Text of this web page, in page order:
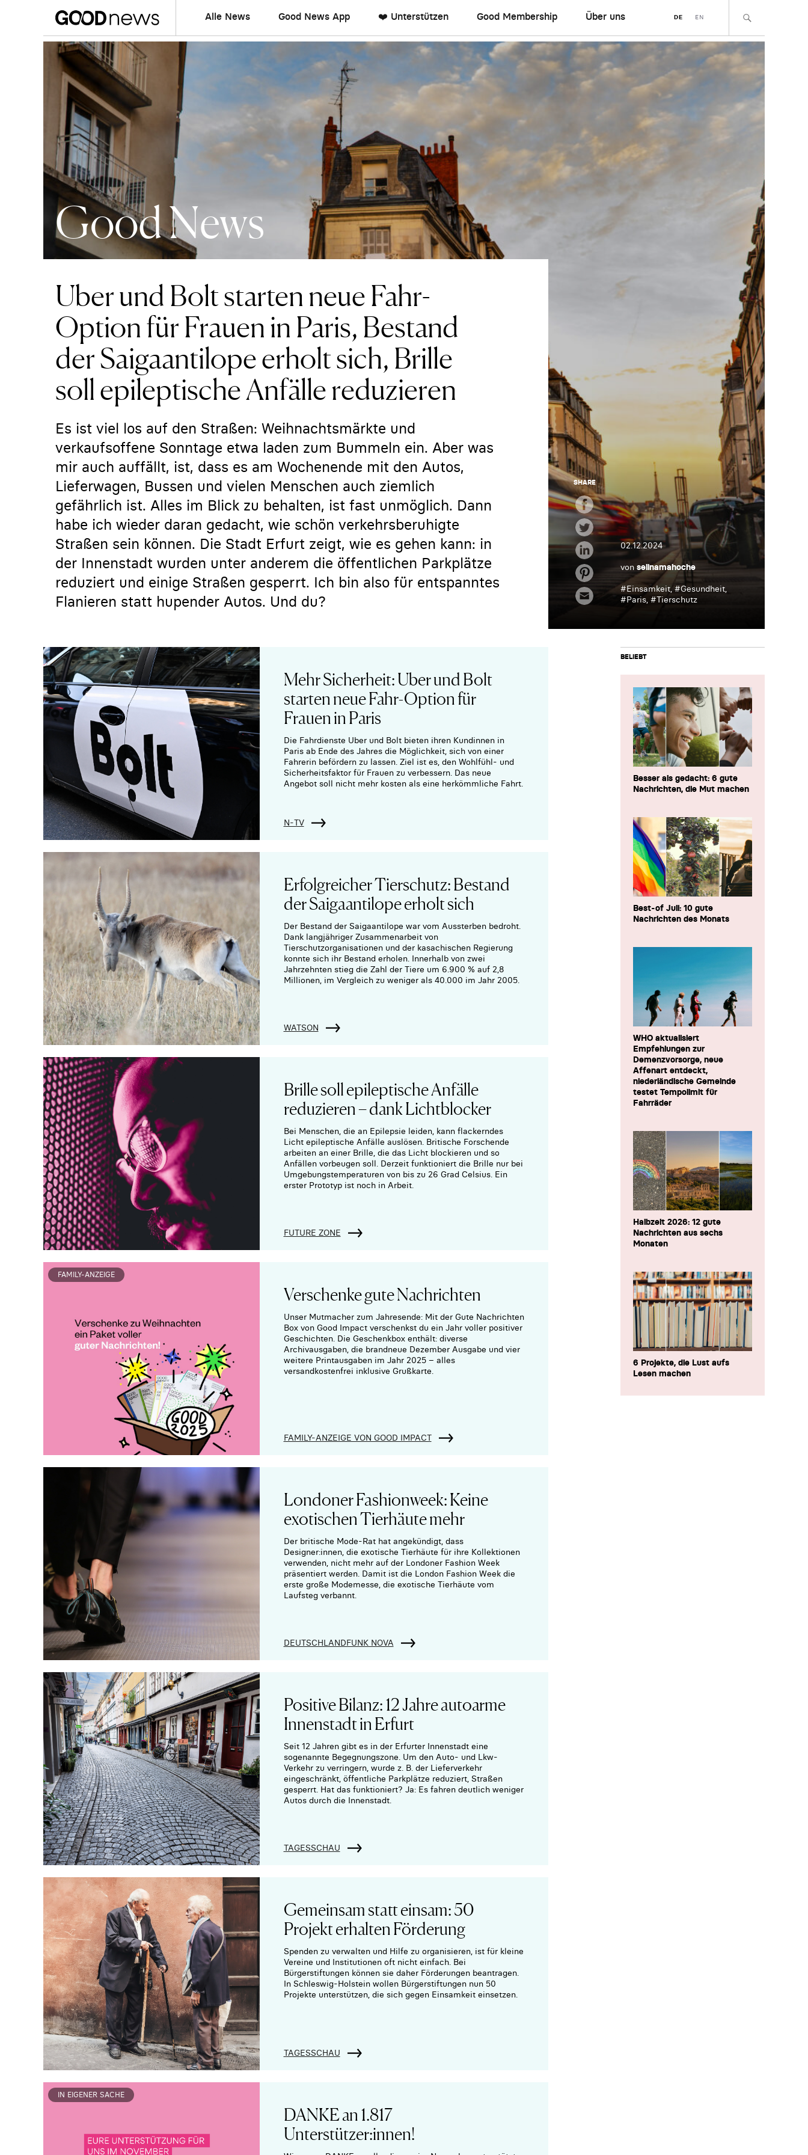
Alle News Good News App ❤️ Unterstützen Good Membership Über uns DE EN
Good News
Uber und Bolt starten neue Fahr-
Option für Frauen in Paris, Bestand
der Saigaantilope erholt sich, Brille
soll epileptische Anfälle reduzieren
Es ist viel los auf den Straßen: Weihnachtsmärkte und
verkaufsoffene Sonntage etwa laden zum Bummeln ein. Aber was
mir auch auffällt, ist, dass es am Wochenende mit den Autos,
Lieferwagen, Bussen und vielen Menschen auch ziemlich
gefährlich ist. Alles im Blick zu behalten, ist fast unmöglich. Dann
habe ich wieder daran gedacht, wie schön verkehrsberuhigte
Straßen sein können. Die Stadt Erfurt zeigt, wie es gehen kann: in
der Innenstadt wurden unter anderem die öffentlichen Parkplätze
reduziert und einige Straßen gesperrt. Ich bin also für entspanntes
Flanieren statt hupender Autos. Und du?
SHARE
02.12.2024
von selinamahoche
#Einsamkeit, #Gesundheit,
#Paris, #Tierschutz
Mehr Sicherheit: Uber und Bolt
starten neue Fahr-Option für
Frauen in Paris
Die Fahrdienste Uber und Bolt bieten ihren Kundinnen in
Paris ab Ende des Jahres die Möglichkeit, sich von einer
Fahrerin befördern zu lassen. Ziel ist es, den Wohlfühl- und
Sicherheitsfaktor für Frauen zu verbessern. Das neue
Angebot soll nicht mehr kosten als eine herkömmliche Fahrt.
N-TV
Erfolgreicher Tierschutz: Bestand
der Saigaantilope erholt sich
Der Bestand der Saigaantilope war vom Aussterben bedroht.
Dank langjähriger Zusammenarbeit von
Tierschutzorganisationen und der kasachischen Regierung
konnte sich ihr Bestand erholen. Innerhalb von zwei
Jahrzehnten stieg die Zahl der Tiere um 6.900 % auf 2,8
Millionen, im Vergleich zu weniger als 40.000 im Jahr 2005.
WATSON
Brille soll epileptische Anfälle
reduzieren – dank Lichtblocker
Bei Menschen, die an Epilepsie leiden, kann flackerndes
Licht epileptische Anfälle auslösen. Britische Forschende
arbeiten an einer Brille, die das Licht blockieren und so
Anfällen vorbeugen soll. Derzeit funktioniert die Brille nur bei
Umgebungstemperaturen von bis zu 26 Grad Celsius. Ein
erster Prototyp ist noch in Arbeit.
FUTURE ZONE
FAMILY-ANZEIGE
Verschenke gute Nachrichten
Unser Mutmacher zum Jahresende: Mit der Gute Nachrichten
Box von Good Impact verschenkst du ein Jahr voller positiver
Geschichten. Die Geschenkbox enthält: diverse
Archivausgaben, die brandneue Dezember Ausgabe und vier
weitere Printausgaben im Jahr 2025 – alles
versandkostenfrei inklusive Grußkarte.
FAMILY-ANZEIGE VON GOOD IMPACT
Londoner Fashionweek: Keine
exotischen Tierhäute mehr
Der britische Mode-Rat hat angekündigt, dass
Designer:innen, die exotische Tierhäute für ihre Kollektionen
verwenden, nicht mehr auf der Londoner Fashion Week
präsentiert werden. Damit ist die London Fashion Week die
erste große Modemesse, die exotische Tierhäute vom
Laufsteg verbannt.
DEUTSCHLANDFUNK NOVA
Positive Bilanz: 12 Jahre autoarme
Innenstadt in Erfurt
Seit 12 Jahren gibt es in der Erfurter Innenstadt eine
sogenannte Begegnungszone. Um den Auto- und Lkw-
Verkehr zu verringern, wurde z. B. der Lieferverkehr
eingeschränkt, öffentliche Parkplätze reduziert, Straßen
gesperrt. Hat das funktioniert? Ja: Es fahren deutlich weniger
Autos durch die Innenstadt.
TAGESSCHAU
Gemeinsam statt einsam: 50
Projekt erhalten Förderung
Spenden zu verwalten und Hilfe zu organisieren, ist für kleine
Vereine und Institutionen oft nicht einfach. Bei
Bürgerstiftungen können sie daher Förderungen beantragen.
In Schleswig-Holstein wollen Bürgerstiftungen nun 50
Projekte unterstützen, die sich gegen Einsamkeit einsetzen.
TAGESSCHAU
IN EIGENER SACHE
DANKE an 1.817
Unterstützer:innen!
BELIEBT
Besser als gedacht: 6 gute
Nachrichten, die Mut machen
Best-of Juli: 10 gute
Nachrichten des Monats
WHO aktualisiert
Empfehlungen zur
Demenzvorsorge, neue
Affenart entdeckt,
niederländische Gemeinde
testet Tempolimit für
Fahrräder
Halbzeit 2026: 12 gute
Nachrichten aus sechs
Monaten
6 Projekte, die Lust aufs
Lesen machen